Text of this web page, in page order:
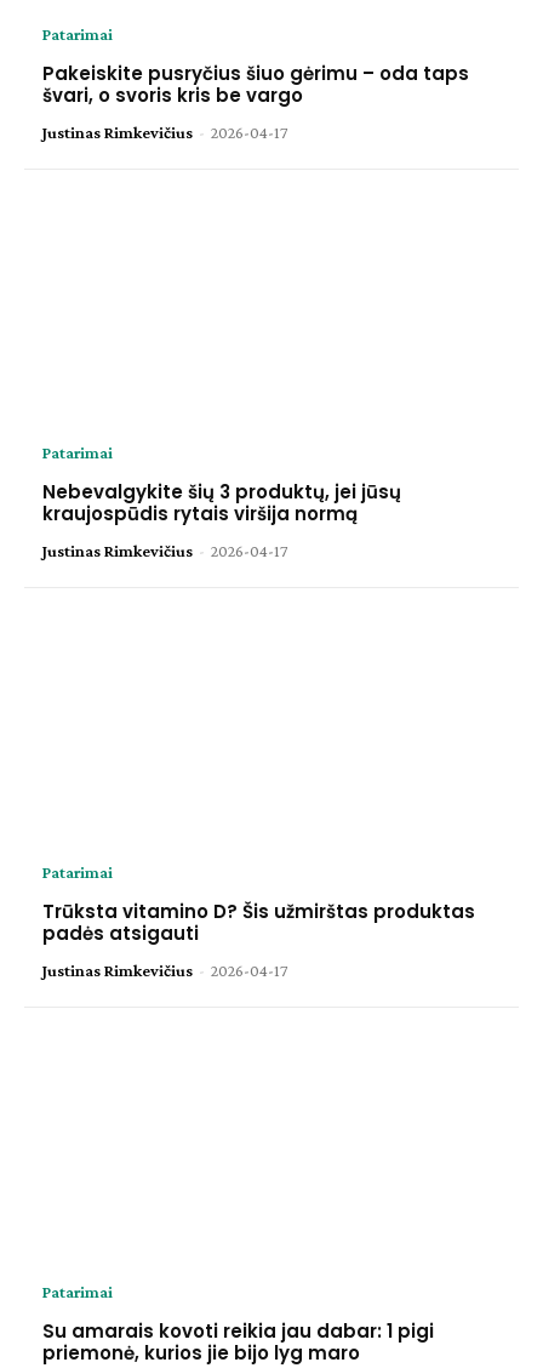
Patarimai
Pakeiskite pusryčius šiuo gėrimu – oda taps
švari, o svoris kris be vargo
Justinas Rimkevičius - 2026-04-17
Patarimai
Nebevalgykite šių 3 produktų, jei jūsų
kraujospūdis rytais viršija normą
Justinas Rimkevičius - 2026-04-17
Patarimai
Trūksta vitamino D? Šis užmirštas produktas
padės atsigauti
Justinas Rimkevičius - 2026-04-17
Patarimai
Su amarais kovoti reikia jau dabar: 1 pigi
priemonė, kurios jie bijo lyg maro